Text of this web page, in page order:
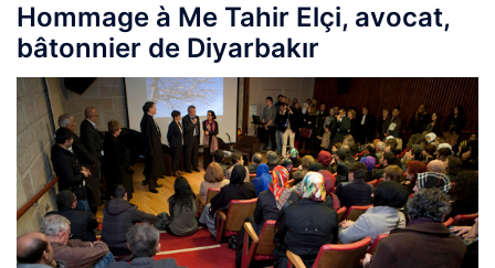
Hommage à Me Tahir Elçi, avocat,
bâtonnier de Diyarbakır